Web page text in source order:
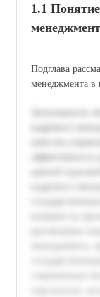
1.1
Подглавa
менеджмента в